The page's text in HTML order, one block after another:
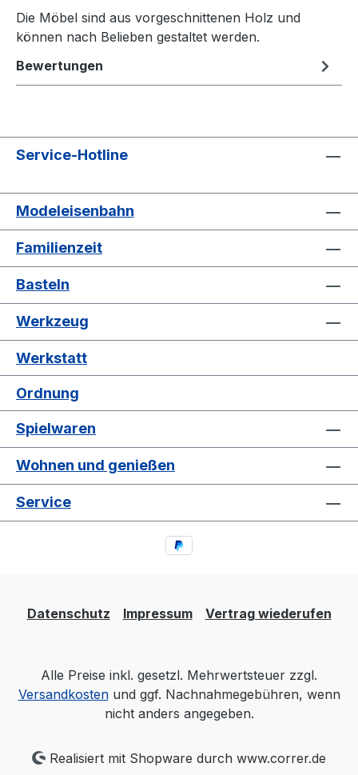
Die Möbel sind aus vorgeschnittenen Holz und
können nach Belieben gestaltet werden.
Bewertungen
Service-Hotline
Modeleisenbahn
Familienzeit
Basteln
Werkzeug
Werkstatt
Ordnung
Spielwaren
Wohnen und genießen
Service
Datenschutz Impressum Vertrag wiederufen
Alle Preise inkl. gesetzl. Mehrwertsteuer zzgl.
Versandkostenund ggf. Nachnahmegebühren, wenn
nicht anders angegeben.
Realisiert mit Shopware durch www.correr.de